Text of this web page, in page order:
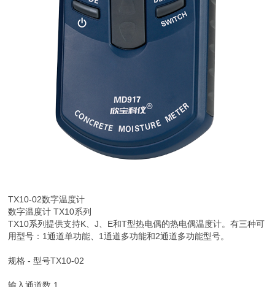
TX10-02数字温度计
数字温度计 TX10系列
TX10系列提供支持K、J、E和T型热电偶的热电偶温度计。有三种可
用型号：1通道单功能、1通道多功能和2通道多功能型号。
规格 - 型号TX10-02